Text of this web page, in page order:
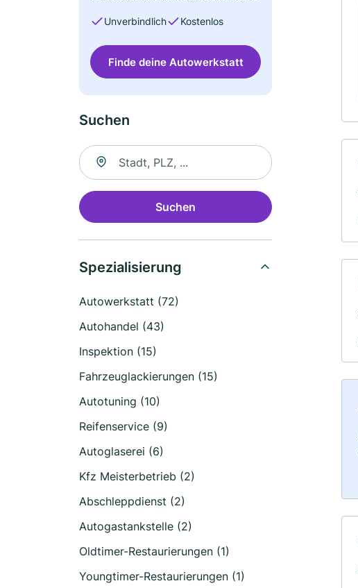
Unverbindlich Kostenlos
Finde deine Autowerkstatt
Suchen
Suche nach Ort
Suchen
Spezialisierung
Autowerkstatt (72)
Autohandel (43)
Inspektion (15)
Fahrzeuglackierungen (15)
Autotuning (10)
Reifenservice (9)
Autoglaserei (6)
Kfz Meisterbetrieb (2)
Abschleppdienst (2)
Autogastankstelle (2)
Oldtimer-Restaurierungen (1)
Youngtimer-Restaurierungen (1)